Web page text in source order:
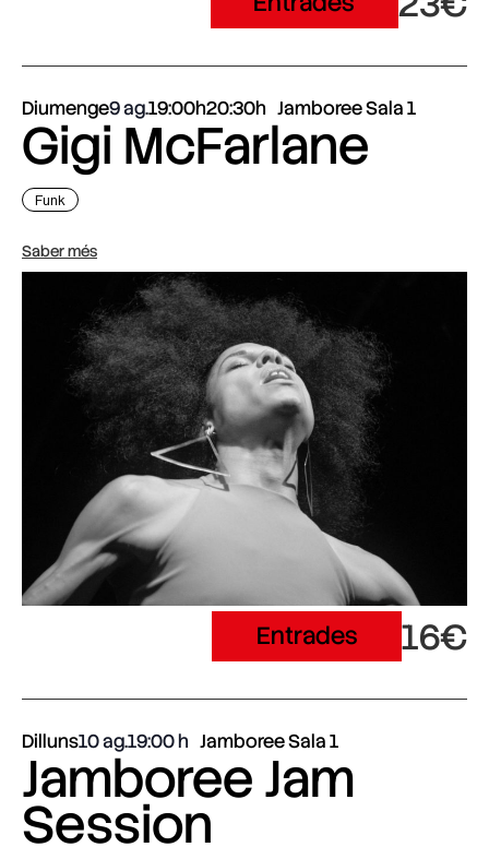
Diumenge9 ag.19:00h20:30h Jamboree Sala 1
Gigi McFarlane
Funk
Saber més
Entrades 16€
Dilluns10 ag.19:00 Jamboree Sala 1
Jamboree Jam
Session